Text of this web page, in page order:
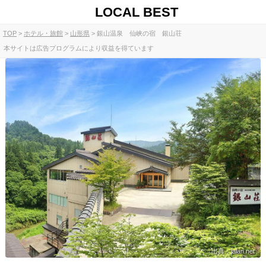
LOCAL BEST
TOP ホテル・旅館 山形県 銀山温泉 仙峡の宿 銀山荘
本サイトは広告プログラムにより収益を得ています
出典：jalan.net